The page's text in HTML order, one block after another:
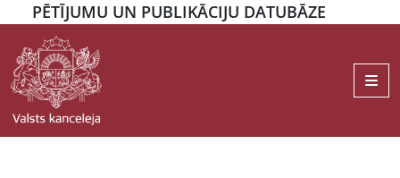
PĒTĪJUMU UN PUBLIKĀCIJU DATUBĀZE